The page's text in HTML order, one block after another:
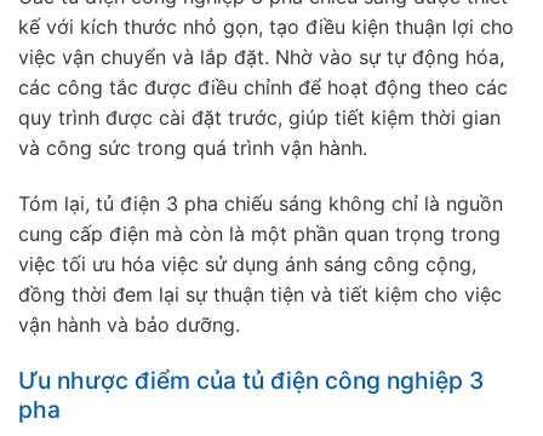
kế với kích thước nhỏ gọn, tạo điều kiện thuận lợi cho
việc vận chuyển và lắp đặt. Nhờ vào sự tự động hóa,
các công tắc được điều chỉnh để hoạt động theo các
quy trình được cài đặt trước, giúp tiết kiệm thời gian
và công sức trong quá trình vận hành.
Tóm lại, tủ điện 3 pha chiếu sáng không chỉ là nguồn
cung cấp điện mà còn là một phần quan trọng trong
việc tối ưu hóa việc sử dụng ánh sáng công cộng,
đồng thời đem lại sự thuận tiện và tiết kiệm cho việc
vận hành và bảo dưỡng.
Ưu nhược điểm của tủ điện công nghiệp 3
pha